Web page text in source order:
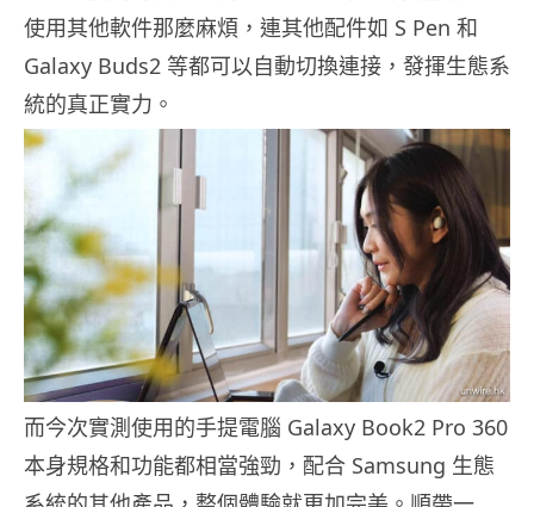
使用其他軟件那麼麻煩，連其他配件如 S Pen 和
Galaxy Buds2 等都可以自動切換連接，發揮生態系
統的真正實力。
而今次實測使用的手提電腦 Galaxy Book2 Pro 360
本身規格和功能都相當強勁，配合 Samsung 生態